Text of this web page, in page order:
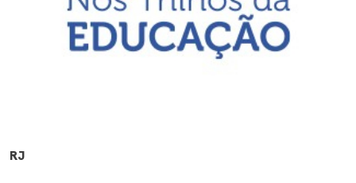
RJ